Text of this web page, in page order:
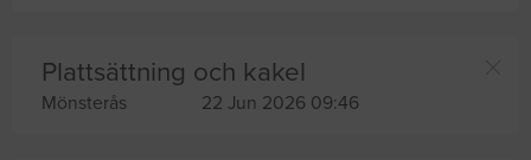
Plattsättning och kakel
Mönsterås 22 Jun 2026 09:46